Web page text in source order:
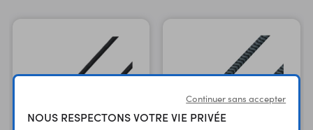
Continuer sans accepter
NOUS RESPECTONS VOTRE VIE PRIVÉE